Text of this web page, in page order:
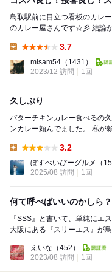
鳥取駅前に目立つ看板のカレー屋さん ネパール人が作る
のカレー屋さんです☆彡 結論からすると、 とても良いお店で、 とても美
3.7
misam54 （1431）
2023/12 訪問
1回
久しぶり
バターチキンカレー食べるの久しぶりすぎる。
ンカレー頼んでました。 私が頼んだバターチキンカレーとでっかいナン
3.2
ぼすべいびーグルメ
（
2025/08 訪問
1回
何て呼べばいいのかしら？
『SSS』と書いて、単純にエ
大阪にある『スリーエス』が鳥
えいな （452）
2023/08 訪問
1回